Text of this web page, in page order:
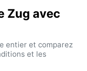
Zug avec
entier et comparez
et les